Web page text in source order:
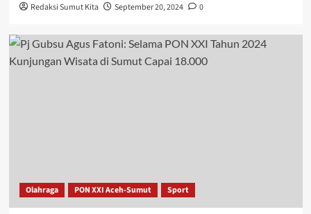
Redaksi Sumut Kita September 20, 2024 0
Olahraga PON XXI Aceh-Sumut Sport